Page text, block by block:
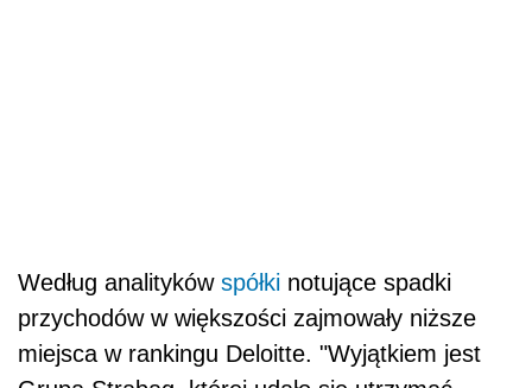
Według analityków spółki notujące spadki
przychodów w większości zajmowały niższe
miejsca w rankingu Deloitte. "Wyjątkiem jest